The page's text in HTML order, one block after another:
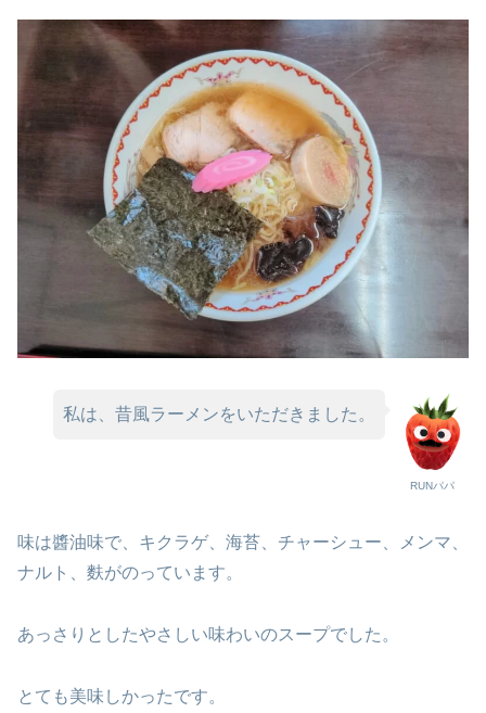
RUNパパ
私は、昔風ラーメンをいただきました。
味は醬油味で、キクラゲ、海苔、チャーシュー、メンマ、
ナルト、麩がのっています。
あっさりとしたやさしい味わいのスープでした。
とても美味しかったです。